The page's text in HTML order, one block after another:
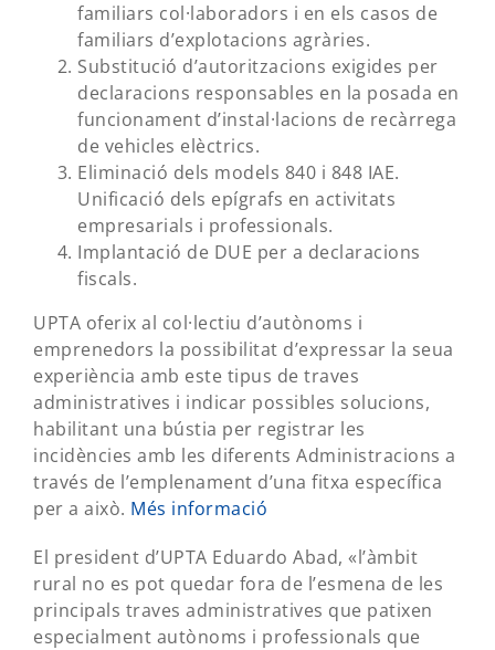
familiars col·laboradors i en els casos de
familiars d’explotacions agràries.
Substitució d’autoritzacions exigides per
declaracions responsables en la posada en
funcionament d’instal·lacions de recàrrega
de vehicles elèctrics.
Eliminació dels models 840 i 848 IAE.
Unificació dels epígrafs en activitats
empresarials i professionals.
Implantació de DUE per a declaracions
fiscals.
UPTA oferix al col·lectiu d’autònoms i
emprenedors la possibilitat d’expressar la seua
experiència amb este tipus de traves
administratives i indicar possibles solucions,
habilitant una bústia per registrar les
incidències amb les diferents Administracions a
través de l’emplenament d’una fitxa específica
per a això. Més informació
El president d’UPTA Eduardo Abad, «l’àmbit
rural no es pot quedar fora de l’esmena de les
principals traves administratives que patixen
especialment autònoms i professionals que